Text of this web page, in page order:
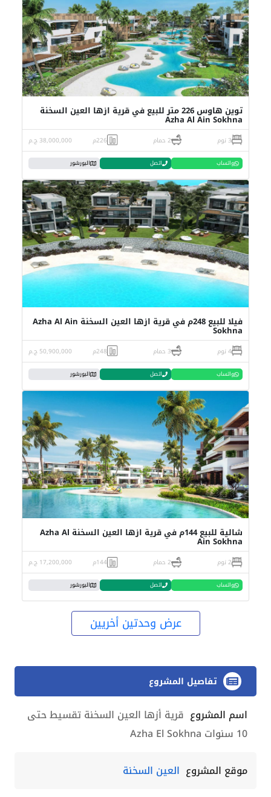
توين هاوس 226 متر للبيع في قرية ازها العين السخنة
Azha Al Ain Sokhna
3 نوم 2 حمام 226م 38,000,000 ج.م
واتساب اتصل البورشور
فيلا للبيع 248م في قرية ازها العين السخنة Azha Al Ain
Sokhna
4 نوم 3 حمام 248م 50,900,000 ج.م
واتساب اتصل البورشور
شالية للبيع 144م في قرية ازها العين السخنة Azha Al
Ain Sokhna
2 نوم 2 حمام 144م 17,200,000 ج.م
واتساب اتصل البورشور
عرض وحدتين أخريين
تفاصيل المشروع
اسم المشروع قرية أزها العين السخنة تقسيط حتى
10 سنوات Azha El Sokhna
موقع المشروع العين السخنة